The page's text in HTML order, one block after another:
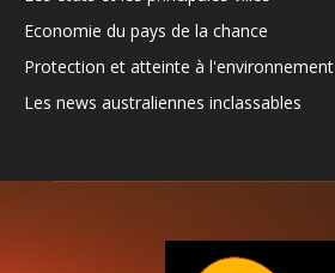
Economie du pays de la chance
Protection et atteinte à l'environnement
Les news australiennes inclassables